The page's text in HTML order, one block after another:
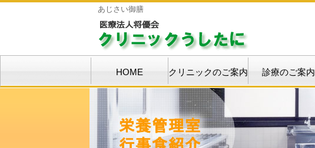
あじさい御膳
HOME クリニックのご案内 診療のご案内